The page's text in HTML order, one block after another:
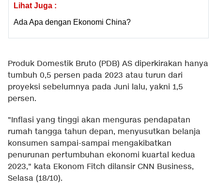
Lihat Juga :
Ada Apa dengan Ekonomi China?
Produk Domestik Bruto (PDB) AS diperkirakan hanya
tumbuh 0,5 persen pada 2023 atau turun dari
proyeksi sebelumnya pada Juni lalu, yakni 1,5
persen.
"Inflasi yang tinggi akan menguras pendapatan
rumah tangga tahun depan, menyusutkan belanja
konsumen sampai-sampai mengakibatkan
penurunan pertumbuhan ekonomi kuartal kedua
2023," kata Ekonom Fitch dilansir CNN Business,
Selasa (18/10).